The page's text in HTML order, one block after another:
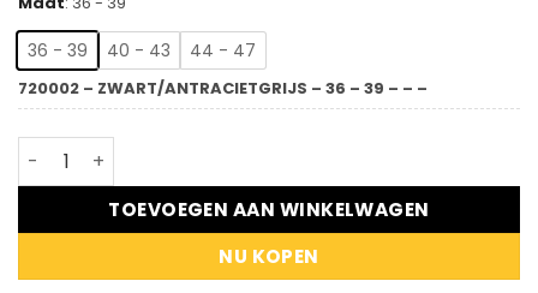
36 - 39 40 - 43 44 - 47
720002 – ZWART/ANTRACIETGRIJS – 36 – 39 – – –
DASSY® Juno - Wollen werksokken aantal
TOEVOEGEN AAN WINKELWAGEN
NU KOPEN